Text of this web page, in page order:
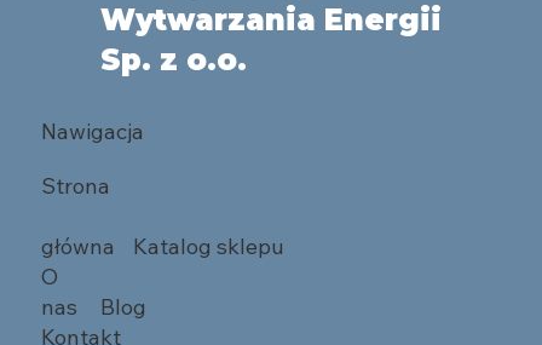
Wytwarzania Energii
Sp. z o.o.
Nawigacja
Strona
główna
Katalog sklepu
O
nas
Blog
Kontakt